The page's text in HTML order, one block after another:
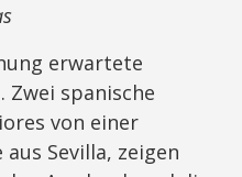
erwartete
Zwei spanische
von einer
Sevilla, zeigen